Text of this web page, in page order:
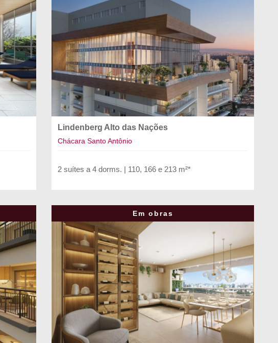
Lindenberg Alto das Nações
Chácara Santo Antônio
2 suítes a 4 dorms. | 110, 166 e 213 m²*
Em obras